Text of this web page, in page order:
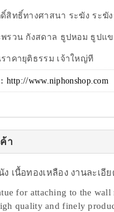
สิทธิ์ทางศาสนา ระฆัง ระฆัง
พรวน กังสดาล ธูปหอม ธูปแ
าคายุติธรรม เจ้าใหญ่ที
http://www.niphonshop.com
า
เนื้อทองเหลือง งานละเ
for attaching to the wall
quality and finely